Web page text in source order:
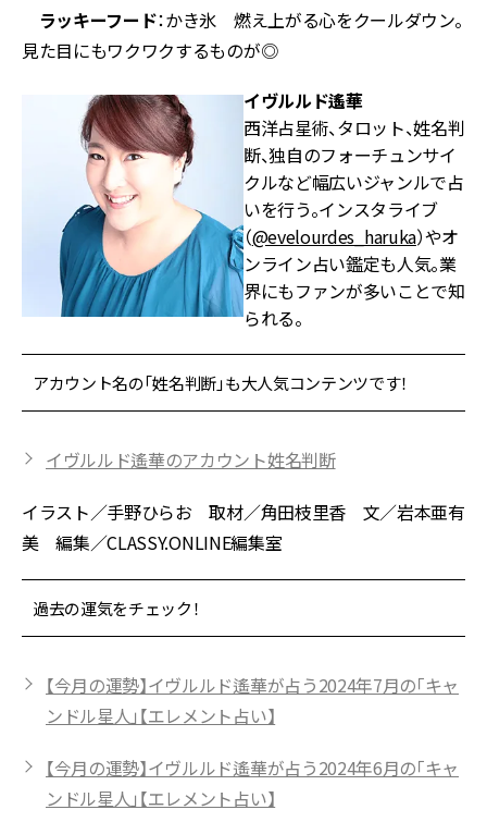
ラッキーフード：かき氷 燃え上がる心をクールダウン。
見た目にもワクワクするものが◎
イヴルルド遙華
西洋占星術、タロット、姓名判
断、独自のフォーチュンサイ
クルなど幅広いジャンルで占
いを行う。インスタライブ
（@evelourdes_haruka）やオ
ンライン占い鑑定も人気。業
界にもファンが多いことで知
られる。
アカウント名の「姓名判断」も大人気コンテンツです！
イヴルルド遙華のアカウント姓名判断
イラスト／手野ひらお 取材／角田枝里香 文／岩本亜有
美 編集／CLASSY.ONLINE編集室
過去の運気をチェック！
【今月の運勢】イヴルルド遙華が占う2024年7月の「キャ
ンドル星人」【エレメント占い】
【今月の運勢】イヴルルド遙華が占う2024年6月の「キャ
ンドル星人」【エレメント占い】